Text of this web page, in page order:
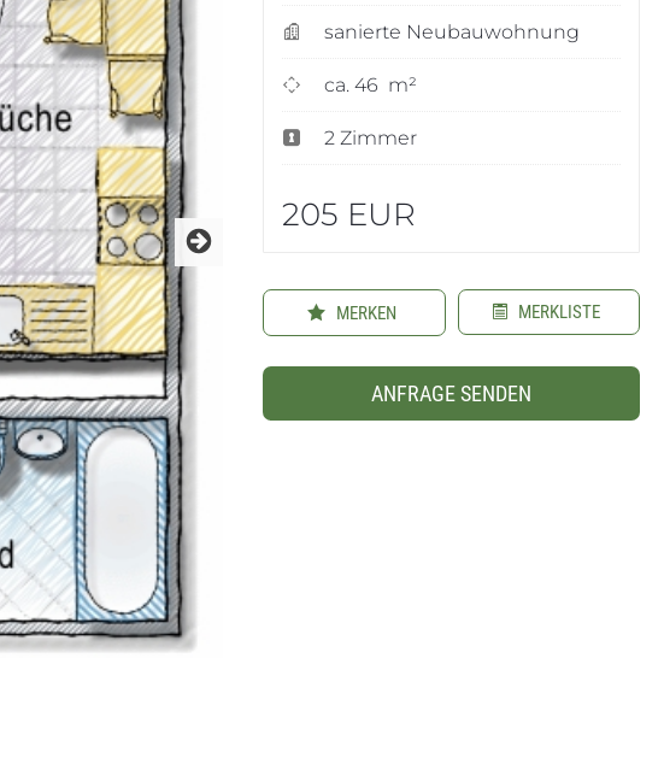
sanierte Neubauwohnung
ca. 46 m²
2 Zimmer
205 EUR
MERKEN MERKLISTE
ANFRAGE SENDEN